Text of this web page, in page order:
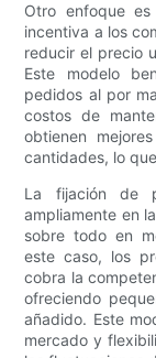
Otro enfoque
incentiva a los
reducir el precio
Este modelo
pedidos al por
costos de
obtienen
cantidades, lo
La fijación de
ampliamente en
sobre todo en
este caso, los
cobra la
ofreciendo
añadido. Este
mercado y